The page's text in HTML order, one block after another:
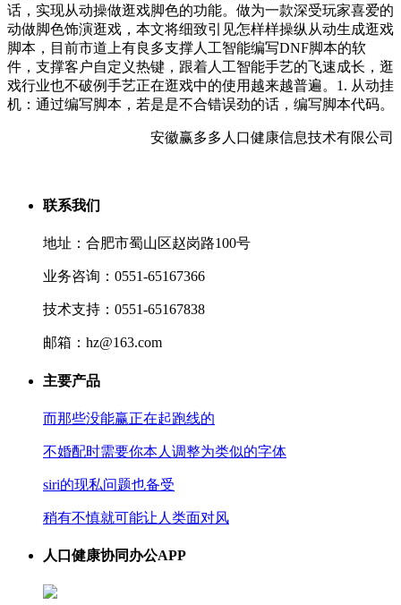
话，实现从动操做逛戏脚色的功能。做为一款深受玩家喜爱的
动做脚色饰演逛戏，本文将细致引见怎样样操纵从动生成逛戏
脚本，目前市道上有良多支撑人工智能编写DNF脚本的软
件，支撑客户自定义热键，跟着人工智能手艺的飞速成长，逛
戏行业也不破例手艺正在逛戏中的使用越来越普遍。1. 从动挂
机：通过编写脚本，若是是不合错误劲的话，编写脚本代码。
安徽赢多多人口健康信息技术有限公司
联系我们
地址：合肥市蜀山区赵岗路100号
业务咨询：0551-65167366
技术支持：0551-65167838
邮箱：hz@163.com
主要产品
而那些没能赢正在起跑线的
不婚配时需要你本人调整为类似的字体
siri的现私问题也备受
稍有不慎就可能让人类面对风
人口健康协同办公APP